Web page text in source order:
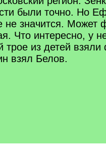
были точно. Но
не значится.
Что интересно, у
трое из детей
взял Белов.